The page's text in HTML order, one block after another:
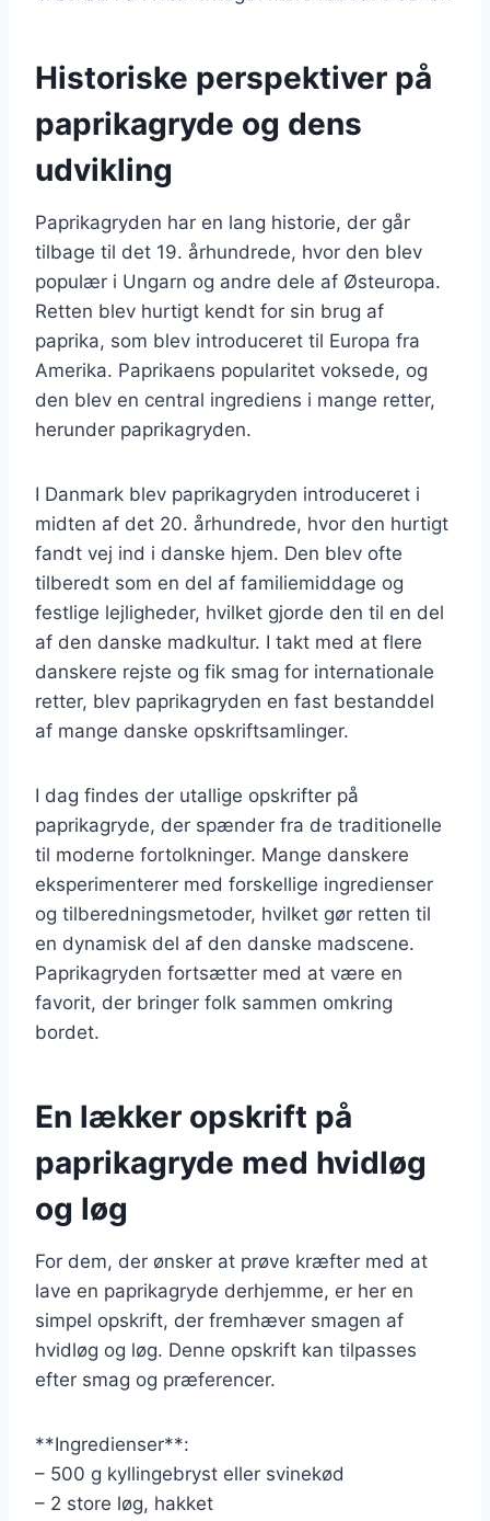
Historiske perspektiver på
paprikagryde og dens
udvikling
Paprikagryden har en lang historie, der går
tilbage til det 19. århundrede, hvor den blev
populær i Ungarn og andre dele af Østeuropa.
Retten blev hurtigt kendt for sin brug af
paprika, som blev introduceret til Europa fra
Amerika. Paprikaens popularitet voksede, og
den blev en central ingrediens i mange retter,
herunder paprikagryden.
I Danmark blev paprikagryden introduceret i
midten af det 20. århundrede, hvor den hurtigt
fandt vej ind i danske hjem. Den blev ofte
tilberedt som en del af familiemiddage og
festlige lejligheder, hvilket gjorde den til en del
af den danske madkultur. I takt med at flere
danskere rejste og fik smag for internationale
retter, blev paprikagryden en fast bestanddel
af mange danske opskriftsamlinger.
I dag findes der utallige opskrifter på
paprikagryde, der spænder fra de traditionelle
til moderne fortolkninger. Mange danskere
eksperimenterer med forskellige ingredienser
og tilberedningsmetoder, hvilket gør retten til
en dynamisk del af den danske madscene.
Paprikagryden fortsætter med at være en
favorit, der bringer folk sammen omkring
bordet.
En lækker opskrift på
paprikagryde med hvidløg
og løg
For dem, der ønsker at prøve kræfter med at
lave en paprikagryde derhjemme, er her en
simpel opskrift, der fremhæver smagen af
hvidløg og løg. Denne opskrift kan tilpasses
efter smag og præferencer.
**Ingredienser**:
– 500 g kyllingebryst eller svinekød
– 2 store løg, hakket